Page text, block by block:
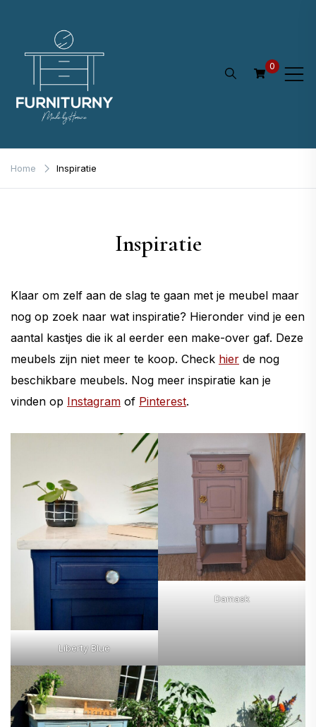
0
Home Inspiratie
Inspiratie
Klaar om zelf aan de slag te gaan met je meubel maar
nog op zoek naar wat inspiratie? Hieronder vind je een
aantal kastjes die ik al eerder een make-over gaf. Deze
meubels zijn niet meer te koop. Check hier de nog
beschikbare meubels. Nog meer inspiratie kan je
vinden op Instagram of Pinterest.
Liberty Blue
Damask